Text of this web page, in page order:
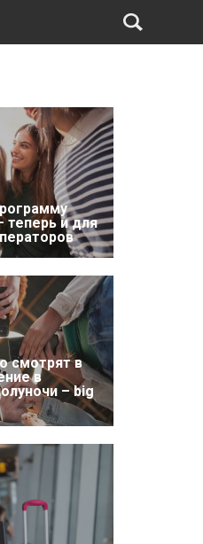
теперь и для
смотрят в
в
– big